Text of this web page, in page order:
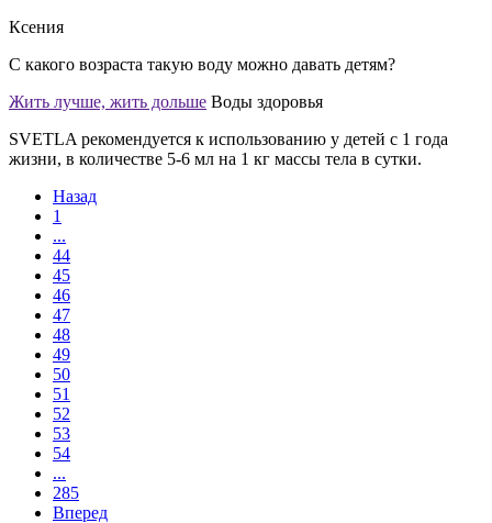
Ксения
С какого возраста такую воду можно давать детям?
Жить лучше, жить дольше Воды здоровья
SVETLA рекомендуется к использованию у детей с 1 года
жизни, в количестве 5-6 мл на 1 кг массы тела в сутки.
Назад
1
...
44
45
46
47
48
49
50
51
52
53
54
...
285
Вперед